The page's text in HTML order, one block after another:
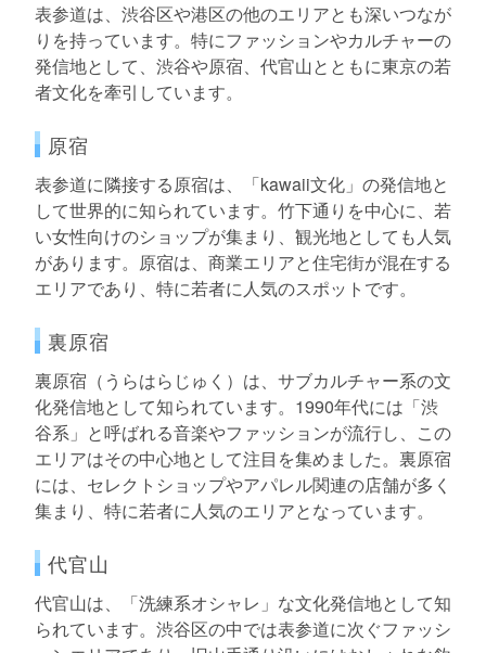
表参道は、渋谷区や港区の他のエリアとも深いつなが
りを持っています。特にファッションやカルチャーの
発信地として、渋谷や原宿、代官山とともに東京の若
者文化を牽引しています。
原宿
表参道に隣接する原宿は、「kawaii文化」の発信地と
して世界的に知られています。竹下通りを中心に、若
い女性向けのショップが集まり、観光地としても人気
があります。原宿は、商業エリアと住宅街が混在する
エリアであり、特に若者に人気のスポットです。
裏原宿
裏原宿（うらはらじゅく）は、サブカルチャー系の文
化発信地として知られています。1990年代には「渋
谷系」と呼ばれる音楽やファッションが流行し、この
エリアはその中心地として注目を集めました。裏原宿
には、セレクトショップやアパレル関連の店舗が多く
集まり、特に若者に人気のエリアとなっています。
代官山
代官山は、「洗練系オシャレ」な文化発信地として知
られています。渋谷区の中では表参道に次ぐファッシ